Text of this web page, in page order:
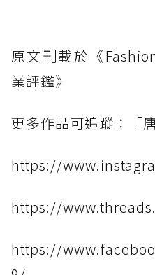
原文刊載於《
業評鑑》
更多作品可追蹤：「
https://
https://
https://